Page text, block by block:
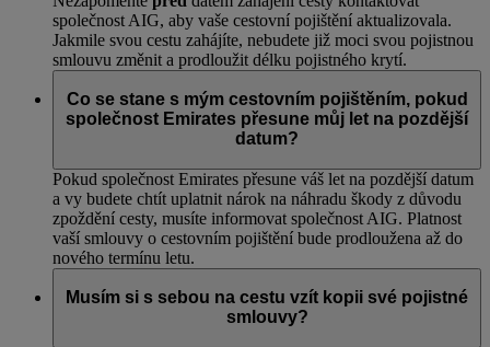
společnost AIG, aby vaše cestovní pojištění aktualizovala.
Jakmile svou cestu zahájíte, nebudete již moci svou pojistnou
smlouvu změnit a prodloužit délku pojistného krytí.
Co se stane s mým cestovním pojištěním, pokud
společnost Emirates přesune můj let na pozdější
datum?
Pokud společnost Emirates přesune váš let na pozdější datum
a vy budete chtít uplatnit nárok na náhradu škody z důvodu
zpoždění cesty, musíte informovat společnost AIG. Platnost
vaší smlouvy o cestovním pojištění bude prodloužena až do
nového termínu letu.
Musím si s sebou na cestu vzít kopii své pojistné
smlouvy?